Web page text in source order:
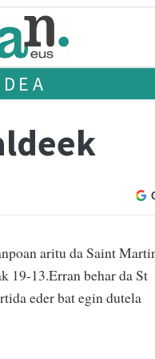
aritu da Saint
19-13.Erran behar da St
eder bat egin dutela